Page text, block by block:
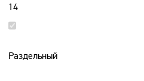
14
Раздельный